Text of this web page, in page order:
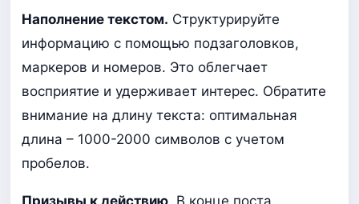
Наполнение текстом. Структурируйте
информацию с помощью подзаголовков,
маркеров и номеров. Это облегчает
восприятие и удерживает интерес. Обратите
внимание на длину текста: оптимальная
длина – 1000-2000 символов с учетом
пробелов.
Призывы к действию. В конце поста